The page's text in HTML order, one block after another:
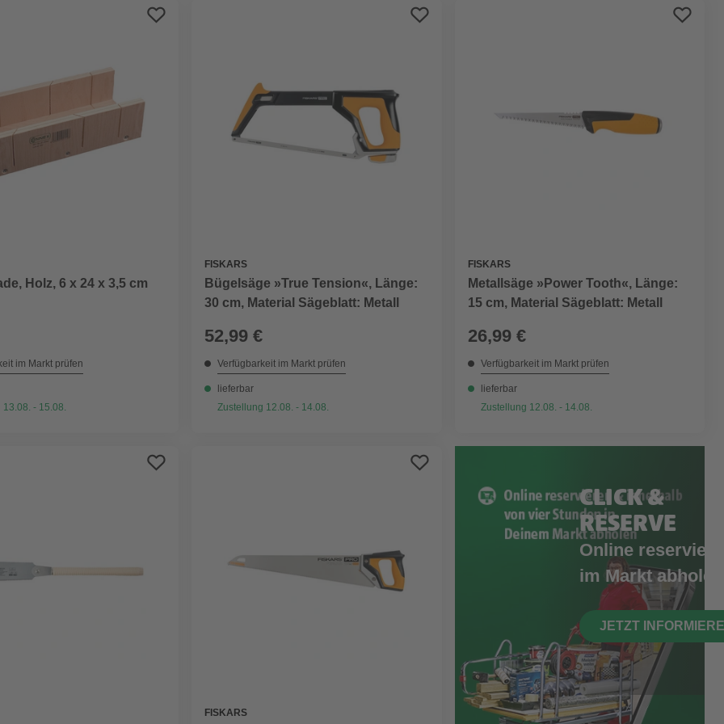
Holz, 6 x 24 x 3,5 cm
im Markt prüfen
- 15.08.
FISKARS
Bügelsäge »True Tension«, Länge:
30 cm, Material Sägeblatt: Metall
52,99 €
Verfügbarkeit im Markt prüfen
lieferbar
Zustellung 12.08. - 14.08.
FISKARS
Metallsäge »Power Tooth«, Länge:
15 cm, Material Sägeblatt: Metall
26,99 €
Verfügbarkeit im Markt prüfen
lieferbar
Zustellung 12.08. - 14.08.
FISKARS
CLICK &
RESERVE
Online
im Markt abholen
JETZT